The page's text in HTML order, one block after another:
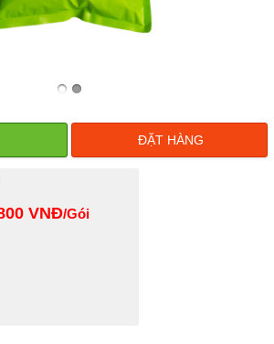
ĐẶT HÀNG
VNĐ/Gói